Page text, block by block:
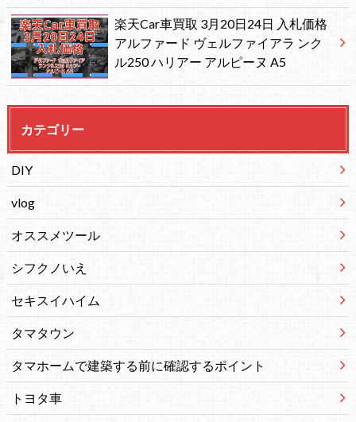
楽天Car車買取 3月20日24日 入札価格
アルファード ヴェルファイアラ ンク
ル250 ハリアー アルピーヌ A5
カテゴリー
DIY
vlog
オススメツール
シフクノいえ
セキスイハイム
タマタウン
タマホームで建築する前に確認するポイント
トヨタ車